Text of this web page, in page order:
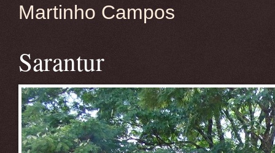
Martinho Campos
Sarantur